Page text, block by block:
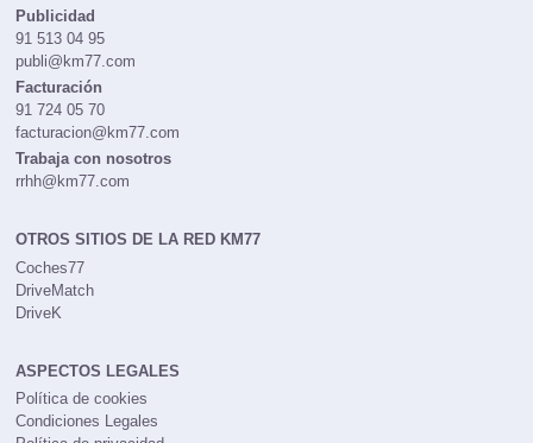
Publicidad
91 513 04 95
publi@km77.com
Facturación
91 724 05 70
facturacion@km77.com
Trabaja con nosotros
rrhh@km77.com
OTROS SITIOS DE LA RED KM77
Coches77
DriveMatch
DriveK
ASPECTOS LEGALES
Política de cookies
Condiciones Legales